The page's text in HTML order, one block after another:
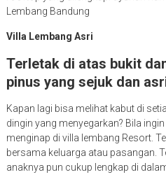
Lembang Bandung
Villa Lembang Asri
Terletak di atas bukit
pinus yang sejuk dan
Kapan lagi bisa melihat kabut di
dingin yang menyegarkan? Bila
menginap di villa lembang Resort.
bersama keluarga atau pasangan.
anaknya pun cukup lengkap di